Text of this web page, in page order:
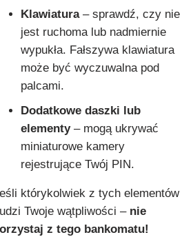
Klawiatura– sprawdź, czy nie
jest ruchoma lub nadmiernie
wypukła. Fałszywa klawiatura
może być wyczuwalna pod
palcami.
Dodatkowe daszki lub
elementy– mogą ukrywać
miniaturowe kamery
rejestrujące Twój PIN.
którykolwiek z tych elementów
Twoje wątpliwości – nie
z tego bankomatu!